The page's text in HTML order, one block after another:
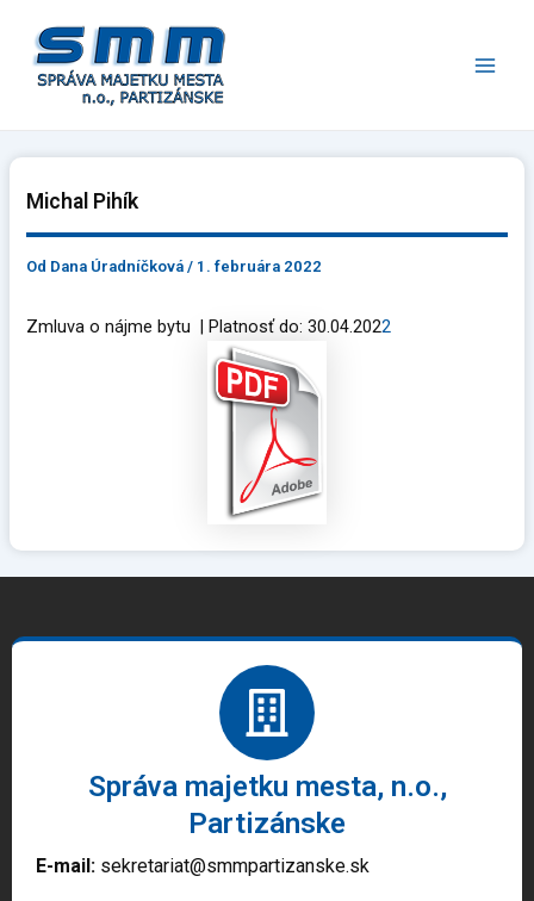
obsah
Michal Pihík
Od Dana Úradníčková/ 1. februára 2022
Zmluva o nájme bytu | Platnosť do: 30.04.2022
Správa majetku mesta, n.o.,
Partizánske
E-mail: sekretariat@smmpartizanske.sk